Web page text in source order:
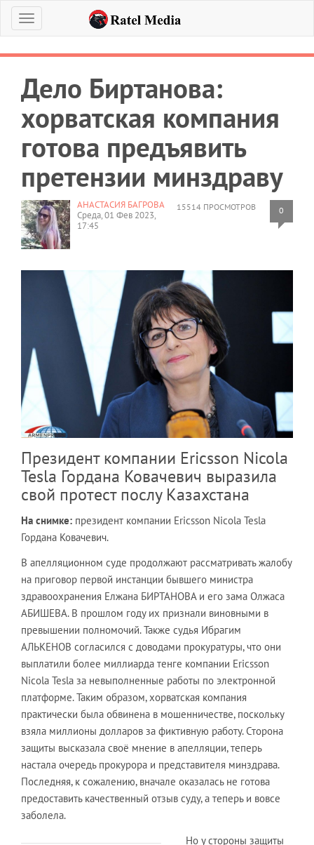
Меню
Дело Биртанова:
хорватская компания
готова предъявить
претензии минздраву
15514 ПРОСМОТРОВ 0
АНАСТАСИЯ БАГРОВА
Среда, 01 Фев 2023,
17:45
Президент компании Ericsson Nicola
Tesla Гордана Ковачевич выразила
свой протест послу Казахстана
На снимке: президент компании Ericsson Nicola Tesla
Гордана Ковачевич.
В апелляционном суде продолжают рассматривать жалобу
на приговор первой инстанции бывшего министра
здравоохранения Елжана БИРТАНОВА и его зама Олжаса
АБИШЕВА. В прошлом году их признали виновными в
превышении полномочий. Также судья Ибрагим
АЛЬКЕНОВ согласился с доводами прокуратуры, что они
выплатили более миллиарда тенге компании Ericsson
Nicola Tesla за невыполненные работы по электронной
платформе. Таким образом, хорватская компания
практически была обвинена в мошенничестве, поскольку
взяла миллионы долларов за фиктивную работу. Сторона
защиты высказала своё мнение в апелляции, теперь
настала очередь прокурора и представителя минздрава.
Последняя, к сожалению, вначале оказалась не готова
предоставить качественный отзыв суду, а теперь и вовсе
заболела.
Но у стороны защиты